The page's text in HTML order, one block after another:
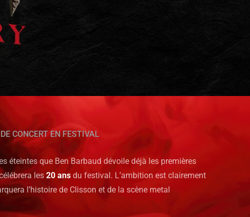
DE CONCERT EN FESTIVAL
éteintes que Ben Barbaud dévoile déjà les premières
les 20 ans du festival. L’ambition est clairement
l’histoire de Clisson et de la scène metal